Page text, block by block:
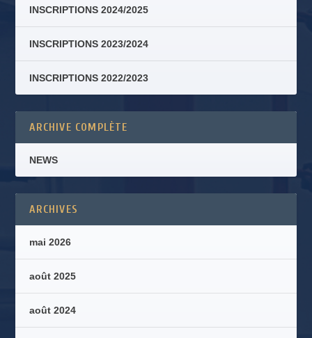
INSCRIPTIONS 2024/2025
INSCRIPTIONS 2023/2024
INSCRIPTIONS 2022/2023
ARCHIVE COMPLÈTE
NEWS
ARCHIVES
mai 2026
août 2025
août 2024